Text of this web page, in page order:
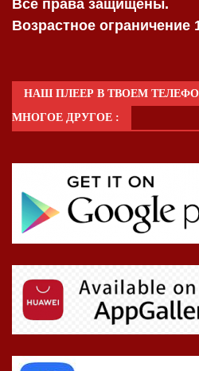
Все права защищены.
Возрастное ограничение
НАШ ПЛЕЕР В ТВОЕМ
МНОГОЕ ДРУГОЕ :